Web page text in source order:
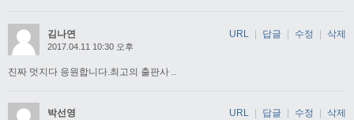
김나연
2017.04.11 10:30 오후
진짜 멋지다 응원합니다.최고의 출판사 ..
URL | 답글 | 수정 | 삭제
박선영 URL 답글 수정 삭제